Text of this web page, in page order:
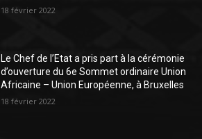
18 février 2022
Le Chef de l’Etat a pris part à la cérémonie
d’ouverture du 6e Sommet ordinaire Union
Africaine – Union Européenne, à Bruxelles
18 février 2022